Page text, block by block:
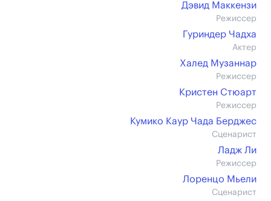
Дэвид Маккензи
Режиссер
Гуриндер Чадха
Актер
Халед Музаннар
Режиссер
Кристен Стюарт
Режиссер
Кумико Каур Чада Берджес
Сценарист
Ладж Ли
Режиссер
Лоренцо Мьели
Сценарист